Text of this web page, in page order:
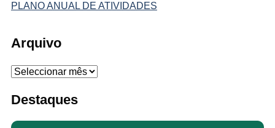
PLANO ANUAL DE ATIVIDADES
Arquivo
Arquivo
Destaques